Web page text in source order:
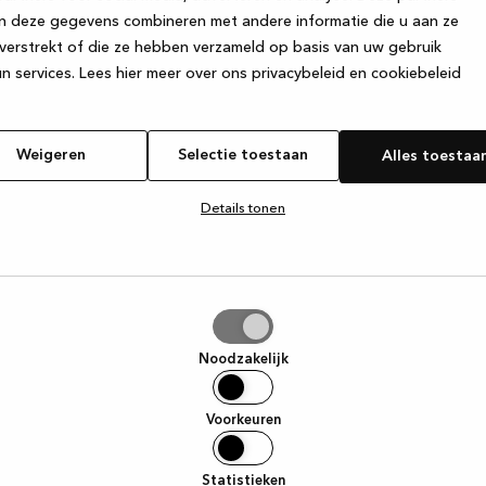
deze gegevens combineren met andere informatie die u aan ze
of die ze hebben verzameld op basis van uw gebruik
services. Lees hier meer over ons privacybeleid en cookiebeleid
Weigeren Selectie toestaan Alles
Details tonen
Noodzakelijk
Voorkeuren
Statistieken
has occurred while loadingwww.kvik.be (see the